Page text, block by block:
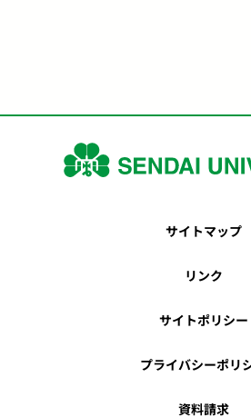
サイトマップ
リンク
サイトポリシー
プライバシーポリ
資料請求